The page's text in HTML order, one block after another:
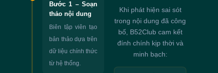
Bước 1 – Soạn
thảo nội dung
Biên tập viên tạo
bản thảo dựa trên
dữ liệu chính thức
từ hệ thống.
Khi phát hiện sai sót
trong nội dung đã công
bố, B52Club cam kết
đính chính kịp thời và
minh bạch: